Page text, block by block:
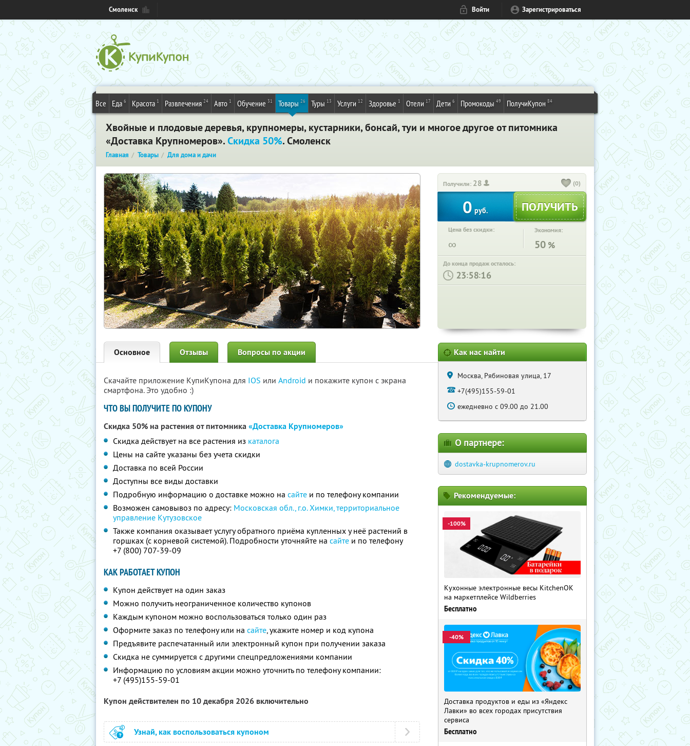
Смоленск Войти Зарегистрироваться
Все Еда 6 Красота 1 Развлечения 24 Авто 1 Обучение 31 Товары 26 Туры 13 Услуги 12 Здоровье 1 Отели 17 Дети 6 Промокоды 49 ПолучиКупон 84
Хвойные и плодовые деревья, крупномеры, кустарники, бонсай, туи и многое другое от питомника
«Доставка Крупномеров».Скидка 50%. Смоленск
Главная Товары Для дома и дачи
Получили: 28 (0)
0 руб.
Цена без скидки:
∞
Экономия:
50 %
До конца продаж осталось:
: :
Основное Отзывы Вопросы по акции
Скачайте приложение КупиКупона для IOS или Android и покажите купон с экрана
смартфона. Это удобно :)
ЧТО ВЫ ПОЛУЧИТЕ ПО КУПОНУ
Скидка 50% на растения от питомника«Доставка Крупномеров»
Скидка действует на все растения из каталога
Цены на сайте указаны без учета скидки
Доставка по всей России
Доступны все виды доставки
Подробную информацию о доставке можно на сайте и по телефону компании
Возможен самовывоз по адресу: Московская обл., г.о. Химки, территориальное
управление Кутузовское
Также компания оказывает услугу обратного приёма купленных у неё растений в
горшках (с корневой системой). Подробности уточняйте на сайте и по телефону
+7 (800) 707-39-09
КАК РАБОТАЕТ КУПОН
Купон действует на один заказ
Можно получить неограниченное количество купонов
Каждым купоном можно воспользоваться только один раз
Оформите заказ по телефону или на сайте, укажите номер и код купона
Предъявите распечатанный или электронный купон при получении заказа
Скидка не суммируется с другими спецпредложениями компании
Информацию по условиям акции можно уточнить по телефону компании:
+7 (495)155-59-01
Купон действителен по 10 декабря 2026 включительно
Узнай, как воспользоваться купоном
Как нас найти
Москва, Рябиновая улица, 17
+7(495)155-59-01
ежедневно с 09.00 до 21.00
О партнере:
dostavka-krupnomerov.ru
Рекомендуемые:
-100%
Кухонные электронные весы KitchenOK
на маркетплейсе Wildberries
Бесплатно
-40%
Доставка продуктов и еды из «Яндекс
Лавки» во всех городах присутствия
сервиса
Бесплатно